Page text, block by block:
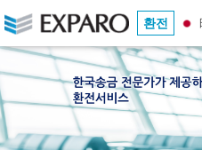
환전